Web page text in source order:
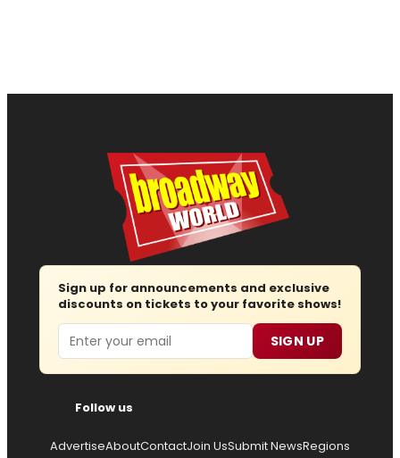
Sign up for announcements and exclusive
discounts on tickets to your favorite shows!
Email SIGN UP
Follow us
AdvertiseAboutContactJoin UsSubmit NewsRegions